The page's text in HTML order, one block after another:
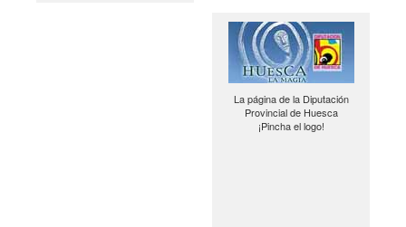
La página de la Diputación
Provincial de Huesca
¡Pincha el logo!